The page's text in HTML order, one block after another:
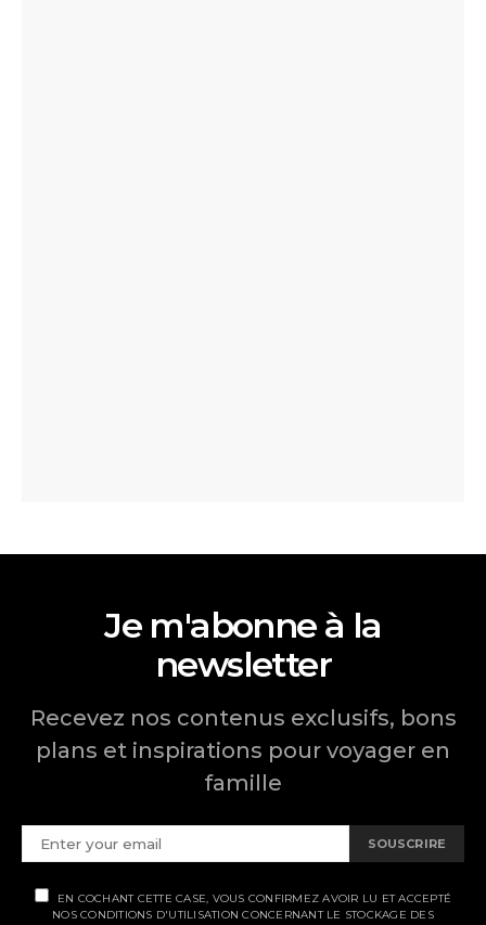
Je m'abonne à la
newsletter
Recevez nos contenus exclusifs, bons
plans et inspirations pour voyager en
famille
SOUSCRIRE
EN COCHANT CETTE CASE, VOUS CONFIRMEZ AVOIR LU ET ACCEPTÉ
NOS CONDITIONS D'UTILISATION CONCERNANT LE STOCKAGE DES